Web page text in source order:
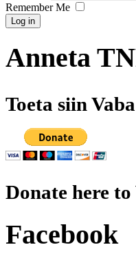
Remember Me
Log in
Anneta
Toeta siin
Donate here to
Facebook